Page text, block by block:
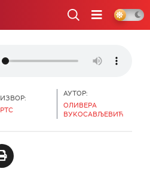
ИЗВОР:
РТС
АУТОР:
ОЛИВЕРА
ВУКОСАВЉЕВИЋ